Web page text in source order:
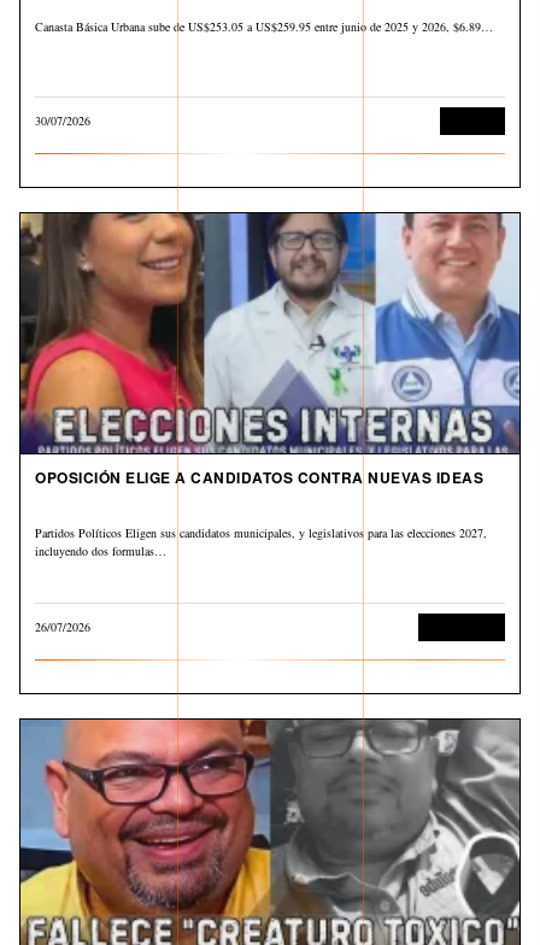
Canasta Básica Urbana sube de US$253.05 a US$259.95 entre junio de 2025 y 2026, $6.89…
30/07/2026
OPOSICIÓN ELIGE A CANDIDATOS CONTRA NUEVAS IDEAS
Partidos Políticos Eligen sus candidatos municipales, y legislativos para las elecciones 2027,
incluyendo dos formulas…
26/07/2026